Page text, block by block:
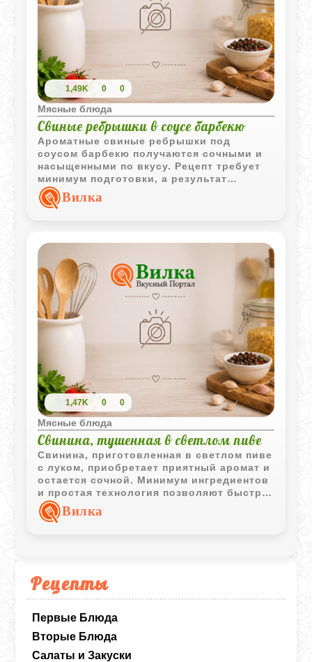
Рецепты
Первые Блюда
Вторые Блюда
Салаты и Закуски
1,49K 0 0
Мясные блюда
Свиные ребрышки в соусе барбекю
Ароматные свиные ребрышки под
соусом барбекю получаются сочными и
насыщенными по вкусу. Рецепт требует
минимум подготовки, а результат
отлично подойдет для семейного ужина.
Вилка
1,47K 0 0
Мясные блюда
Свинина, тушенная в светлом пиве
Свинина, приготовленная в светлом пиве
с луком, приобретает приятный аромат и
остается сочной. Минимум ингредиентов
и простая технология позволяют быстро
получить вкусное мясное блюдо.
Вилка